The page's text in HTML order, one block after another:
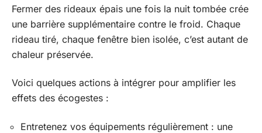
Fermer des rideaux épais une fois la nuit tombée crée
une barrière supplémentaire contre le froid. Chaque
rideau tiré, chaque fenêtre bien isolée, c’est autant de
chaleur préservée.
Voici quelques actions à intégrer pour amplifier les
effets des écogestes :
Entretenez vos équipements régulièrement : une